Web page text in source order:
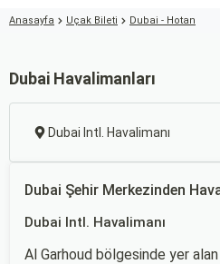
Anasayfa Uçak Bileti Dubai - Hotan
Dubai Havalimanları
Dubai Intl. Havalimanı
Dubai Şehir Merkezinden
Dubai Intl. Havalimanı
Al Garhoud bölgesinde yer alan